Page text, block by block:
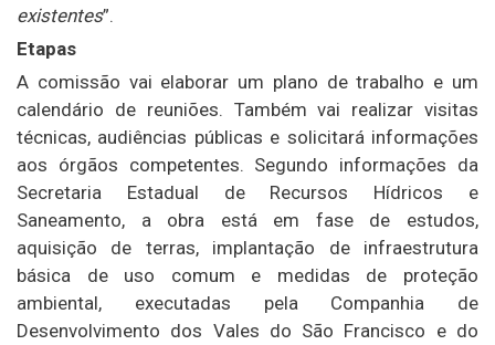
existentes”.
Etapas
A comissão vai elaborar um plano de trabalho e um
calendário de reuniões. Também vai realizar visitas
técnicas, audiências públicas e solicitará informações
aos órgãos competentes. Segundo informações da
Secretaria Estadual de Recursos Hídricos e
Saneamento, a obra está em fase de estudos,
aquisição de terras, implantação de infraestrutura
básica de uso comum e medidas de proteção
ambiental, executadas pela Companhia de
Desenvolvimento dos Vales do São Francisco e do